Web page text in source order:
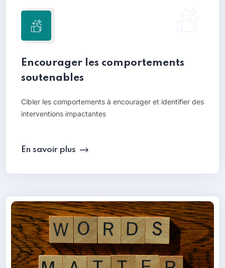
Encourager les comportements
soutenables
Cibler les comportements à encourager et identifier des
interventions impactantes
En savoir plus